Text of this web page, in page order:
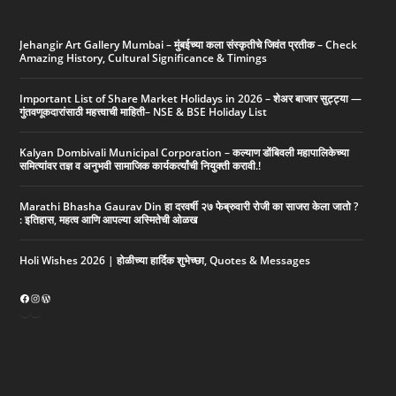
Jehangir Art Gallery Mumbai – मुंबईच्या कला संस्कृतीचे जिवंत प्रतीक – Check
Amazing History, Cultural Significance & Timings
Important List of Share Market Holidays in 2026 – शेअर बाजार सुट्ट्या —
गुंतवणूकदारांसाठी महत्त्वाची माहिती– NSE & BSE Holiday List
Kalyan Dombivali Municipal Corporation – कल्याण डोंबिवली महापालिकेच्या
समित्यांवर तज्ञ व अनुभवी सामाजिक कार्यकर्त्यांची नियुक्ती करावी.!
Marathi Bhasha Gaurav Din हा दरवर्षी २७ फेब्रुवारी रोजी का साजरा केला जातो ?
: इतिहास, महत्व आणि आपल्या अस्मितेची ओळख
Holi Wishes 2026 | होळीच्या हार्दिक शुभेच्छा, Quotes & Messages